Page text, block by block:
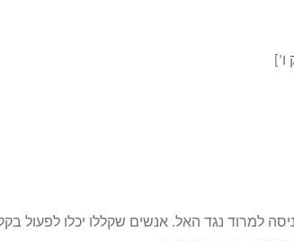
למרוד נגד האל. אנשים שקללו יכלו לפעול